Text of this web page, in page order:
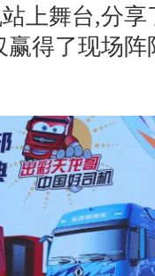
上舞台,分
得了现场